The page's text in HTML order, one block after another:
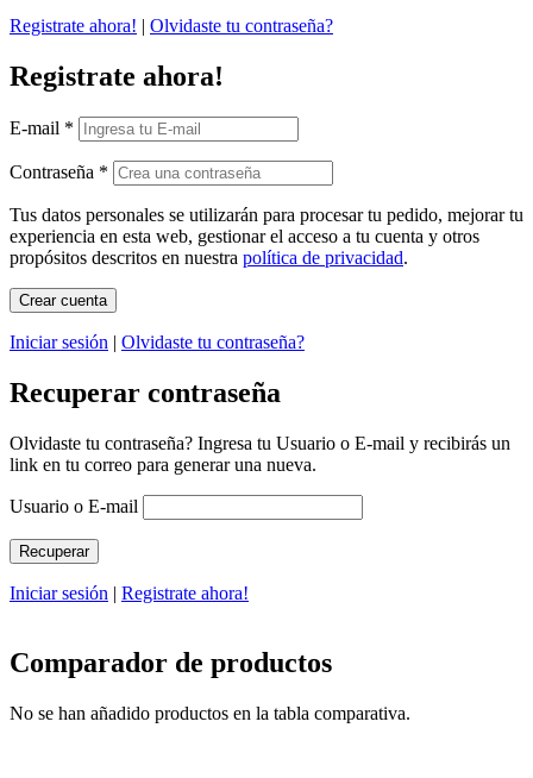
Registrate ahora! | Olvidaste tu contraseña?
Registrate ahora!
E-mail *
Contraseña *
Tus datos personales se utilizarán para procesar tu pedido, mejorar tu
experiencia en esta web, gestionar el acceso a tu cuenta y otros
propósitos descritos en nuestra política de privacidad.
Iniciar sesión | Olvidaste tu contraseña?
Recuperar contraseña
Olvidaste tu contraseña? Ingresa tu Usuario o E-mail y recibirás un
link en tu correo para generar una nueva.
Usuario o E-mail
Iniciar sesión | Registrate ahora!